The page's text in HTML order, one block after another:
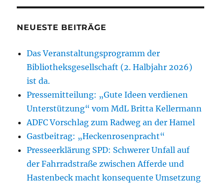
NEUESTE BEITRÄGE
Das Veranstaltungsprogramm der
Bibliotheksgesellschaft (2. Halbjahr 2026)
ist da.
Pressemitteilung: „Gute Ideen verdienen
Unterstützung“ vom MdL Britta Kellermann
ADFC Vorschlag zum Radweg an der Hamel
Gastbeitrag: „Heckenrosenpracht“
Presseerklärung SPD: Schwerer Unfall auf
der Fahrradstraße zwischen Afferde und
Hastenbeck macht konsequente Umsetzung